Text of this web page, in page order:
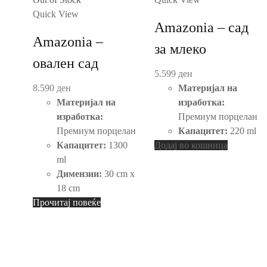
Quick View
Amazonia –
овален сад
8.590 ден
Материјал на
изработка:
Премиум порцелан
Капацитет: 1300
ml
Димензии: 30 cm x
18 cm
Прочитај повеќе
Amazonia – сад
за млеко
5.599 ден
Материјал на
изработка:
Премиум порцелан
Капацитет: 220 ml
Додај во кошница